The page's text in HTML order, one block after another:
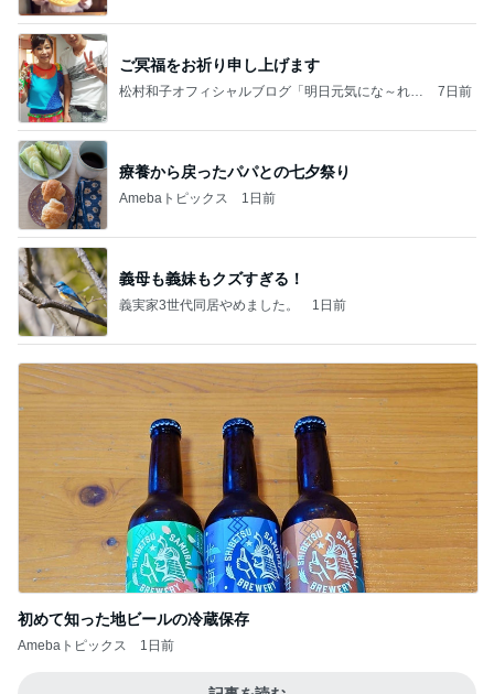
ご冥福をお祈り申し上げます
松村和子オフィシャルブログ「明日元気にな～れ」
7日前
療養から戻ったパパとの七夕祭り
Amebaトピックス 1日前
義母も義妹もクズすぎる！
義実家3世代同居やめました。 1日前
初めて知った地ビールの冷蔵保存
Amebaトピックス 1日前